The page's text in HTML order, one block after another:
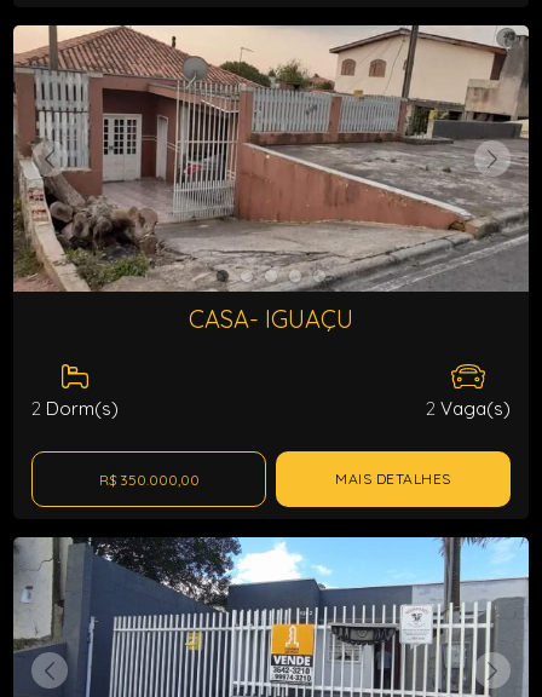
CASA- IGUAÇU
2 Dorm(s) 2 Vaga(s)
R$ 350.000,00 MAIS DETALHES